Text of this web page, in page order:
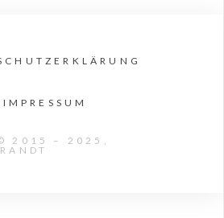
IMPRESSUM
2015 – 2025,